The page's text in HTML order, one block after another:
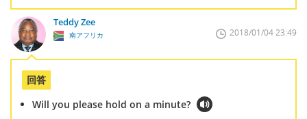
Teddy Zee
南アフリカ 2018/01/04 23:49
回答
Will you please hold on a minute?